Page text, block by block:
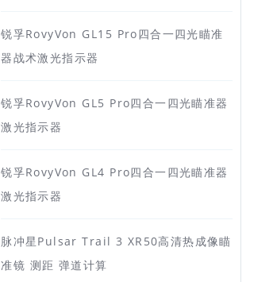
锐孚RovyVon GL15 Pro四合一四光瞄准
器战术激光指示器
锐孚RovyVon GL5 Pro四合一四光瞄准器
激光指示器
锐孚RovyVon GL4 Pro四合一四光瞄准器
激光指示器
脉冲星Pulsar Trail 3 XR50高清热成像瞄
准镜 测距 弹道计算